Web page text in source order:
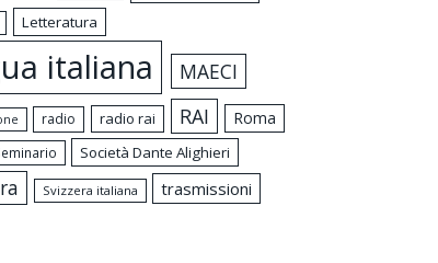
Letteratura
italiana MAECI
radio radio rai RAI
Roma
Società Dante Alighieri
Svizzera italiana trasmissioni